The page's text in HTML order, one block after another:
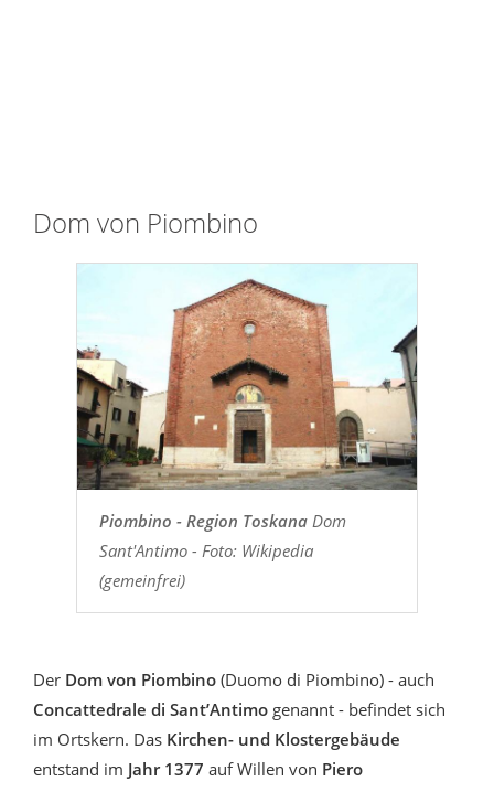
Dom von Piombino
Piombino - Region ToskanaDom
Sant'Antimo - Foto: Wikipedia
(gemeinfrei)
Der Dom von Piombino (Duomo di Piombino) - auch
Concattedrale di Sant’Antimo genannt - befindet sich
im Ortskern. Das Kirchen- und Klostergebäude
entstand im Jahr 1377 auf Willen von Piero